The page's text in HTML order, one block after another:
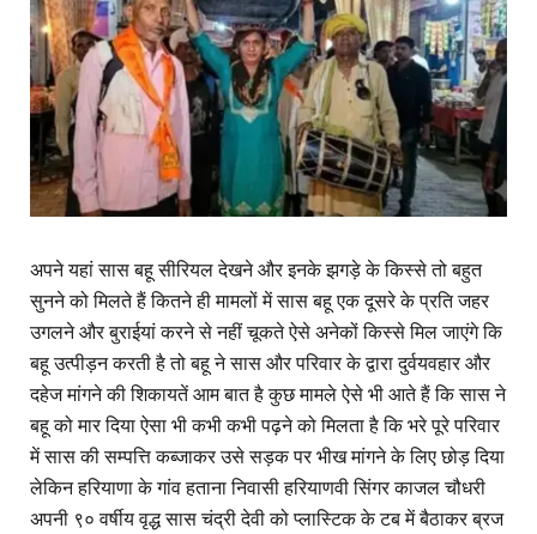
अपने यहां सास बहू सीरियल देखने और इनके झगड़े के किस्से तो बहुत
सुनने को मिलते हैं कितने ही मामलों में सास बहू एक दूसरे के प्रति जहर
उगलने और बुराईयां करने से नहीं चूकते ऐसे अनेकों किस्से मिल जाएंगे कि
बहू उत्पीड़न करती है तो बहू ने सास और परिवार के द्वारा दुर्वयवहार और
दहेज मांगने की शिकायतें आम बात है कुछ मामले ऐसे भी आते हैं कि सास ने
बहू को मार दिया ऐसा भी कभी कभी पढ़ने को मिलता है कि भरे पूरे परिवार
में सास की सम्पत्ति कब्जाकर उसे सड़क पर भीख मांगने के लिए छोड़ दिया
लेकिन हरियाणा के गांव हताना निवासी हरियाणवी सिंगर काजल चौधरी
अपनी ९० वर्षीय वृद्ध सास चंद्री देवी को प्लास्टिक के टब में बैठाकर ब्रज